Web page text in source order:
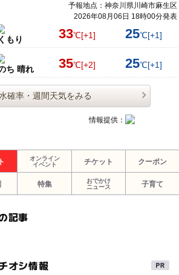
予報地点：神奈川県川崎市麻生区
2026年08月06日 18時00分発表
くもり 33℃[+1] 25℃[+1]
ち 晴れ 35℃[+2] 25℃[+1]
確率・週間天気をみる
情報提供：
オンライン
イベント
チケット クーポン
特集
おでかけ
ニュース
子育て
記事
オシ情報